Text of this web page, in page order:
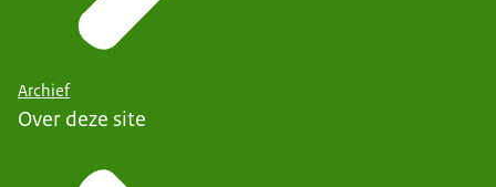
Archief
Over deze site